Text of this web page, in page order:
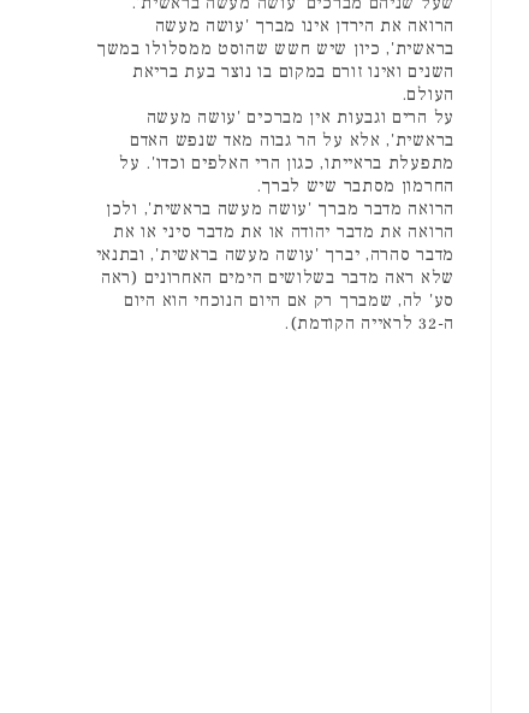
הרואה את הירדן אינו מברך 'עושה מעשה
בראשית', כיון שיש חשש שהוסט ממסלולו במשך
השנים ואינו זורם במקום בו נוצר בעת בריאת
העולם.
על הרים וגבעות אין מברכים 'עושה מעשה
בראשית', אלא על הר גבוה מאד שנפש האדם
מתפעלת בראייתו, כגון הרי האלפים וכדו'. על
החרמון מסתבר שיש לברך.
הרואה מדבר מברך 'עושה מעשה בראשית', ולכן
הרואה את מדבר יהודה או את מדבר סיני או את
מדבר סהרה, יברך 'עושה מעשה בראשית', ובתנאי
שלא ראה מדבר בשלושים הימים האחרונים (ראה
סע' לה, שמברך רק אם היום הנוכחי הוא היום
ה-32 לראייה הקודמת).